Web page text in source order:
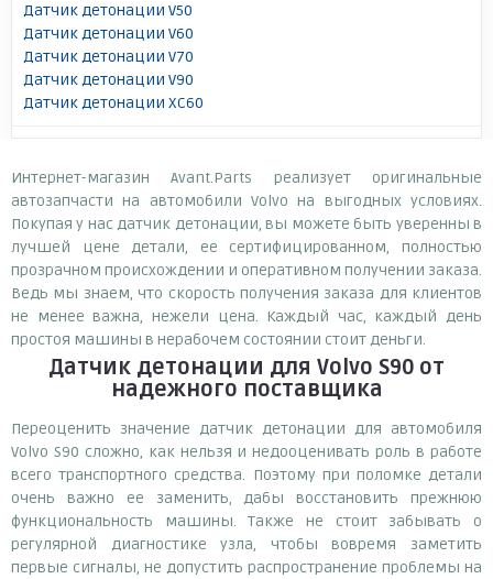
Датчик детонации V50
Датчик детонации V60
Датчик детонации V70
Датчик детонации V90
Датчик детонации XC60
Интернет-магазин Avant.Parts реализует оригинальные
автозапчасти на автомобили Volvo на выгодных условиях.
Покупая у нас датчик детонации, вы можете быть уверенны в
лучшей цене детали, ее сертифицированном, полностью
прозрачном происхождении и оперативном получении заказа.
Ведь мы знаем, что скорость получения заказа для клиентов
не менее важна, нежели цена. Каждый час, каждый день
простоя машины в нерабочем состоянии стоит деньги.
Датчик детонации для Volvo S90 от
надежного поставщика
Переоценить значение датчик детонации для автомобиля
Volvo S90 сложно, как нельзя и недооценивать роль в работе
всего транспортного средства. Поэтому при поломке детали
очень важно ее заменить, дабы восстановить прежнюю
функциональность машины. Также не стоит забывать о
регулярной диагностике узла, чтобы вовремя заметить
первые сигналы, не допустить распространение проблемы на